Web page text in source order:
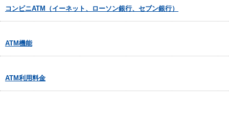
コンビニATM（イーネット、ローソン銀行、セブン銀行）
ATM機能
ATM利用料金